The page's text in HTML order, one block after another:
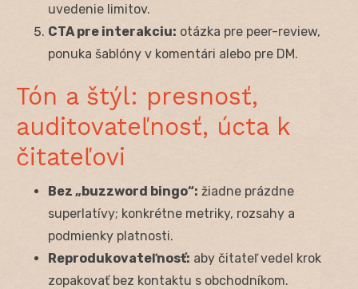
uvedenie limitov.
CTA pre interakciu: otázka pre peer-review,
ponuka šablóny v komentári alebo pre DM.
Tón a štýl: presnosť,
auditovateľnosť, úcta k
čitateľovi
Bez „buzzword bingo“: žiadne prázdne
superlatívy; konkrétne metriky, rozsahy a
podmienky platnosti.
Reprodukovateľnosť: aby čitateľ vedel krok
zopakovať bez kontaktu s obchodníkom.